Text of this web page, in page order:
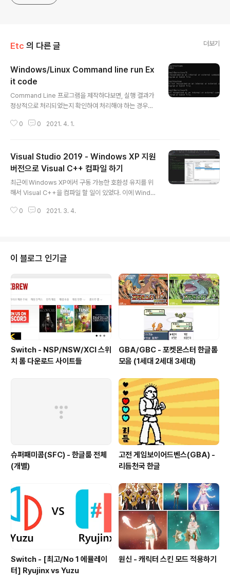
Etc 의 다른 글 더보기
Windows/Linux Command line run Ex
it code
Command Line 프로그램을 제작하다보면, 실행 결과가
정상적으로 처리되었는지 확인하여 처리해야 하는 경우가
다. 윈도우와 리눅스는 모두 콘솔에서 실행을 완료후 종료
orlevel%, 리눅스의 경우 echo $? 에 마지막 실행 코드
를 보관 한다. Exit Status가 0인 경우 정상적으로 실행이
완료된 상태를 의미한다. 만약 0 이외의 코드가 있다면 프
로그램 실행중 오류가 발생했다는 의미이다. 프로그램 실
해 보겠다. hostname 명령이 실행되었는지..
0 0 2021. 4. 1.
Visual Studio 2019 - Windows XP 지원
버전으로 Visual C++ 컴파일 하기
최근에 Windows XP에서 구동 가능한 호환성 유지를 위
해서 Visual C++을 컴파일 할 일이 있었다. 이에 Windo
방법에 대해 정리해 보고자 한다. 1. Platform Toolset
Visual Studio 2019에서 설치해서 사용하더라도 문제는
없다. 제어판, 프로그램 설치/제거 메뉴에서 Visual Stuid
o를 찾아 수정(Modify)를 누루고 독립 구성요소를 선택해
설치할 수 있다. 이후 Platform Toolset에서 Windo..
0 0 2021. 3. 4.
이 블로그 인기글
Switch - NSP/NSW/XCI 스위
치 롬 다운로드 사이트들
GBA/GBC - 포켓몬스터 한글롬
모음 (1세대 2세대 3세대)
슈퍼패미콤(SFC) - 한글룸 전체
(개별)
고전 게임보이어드벤스(GBA) -
리듬천국 한글
Switch - [최고/No 1 에뮬레이
터] Ryujinx vs Yuzu
원신 - 캐릭터 스킨 모드 적용하기